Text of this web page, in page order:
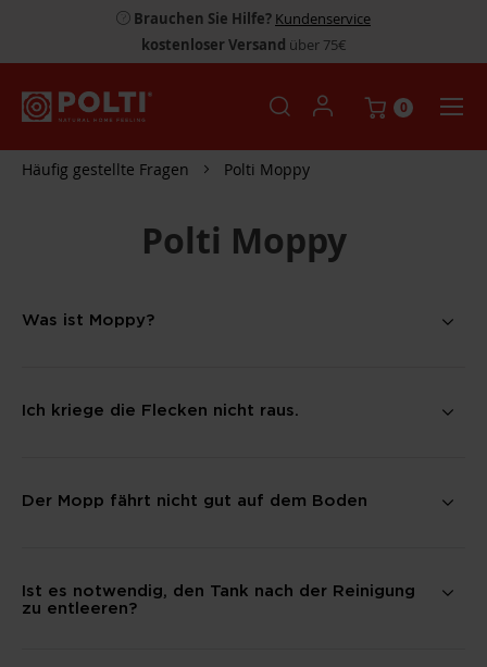
Brauchen Sie Hilfe? Kundenservice
kostenloser Versand über 75€
0
Häufig gestellte Fragen Polti Moppy
Polti Moppy
Was ist Moppy?
Ich kriege die Flecken nicht raus.
Der Mopp fährt nicht gut auf dem Boden
Ist es notwendig, den Tank nach der Reinigung
zu entleeren?